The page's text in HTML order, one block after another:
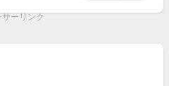
サーリンク